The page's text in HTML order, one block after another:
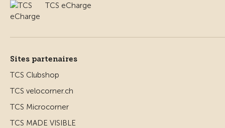
TCS eCharge
Sites partenaires
TCS Clubshop
TCS velocorner.ch
TCS Microcorner
TCS MADE VISIBLE